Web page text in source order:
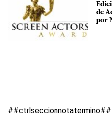
de
por
##ctrlseccionnotatermino##